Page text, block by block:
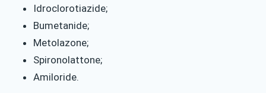
Idroclorotiazide;
Bumetanide;
Metolazone;
Spironolattone;
Amiloride.